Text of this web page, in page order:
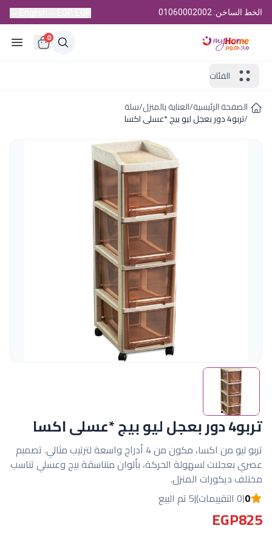
الخط الساخن: 01060002002
0
الفئات
الصفحة الرئيسية/العناية بالمنزل/سلة
/تربو4 دور بعجل ليو بيج *عسلى اكسا
تربو4 دور بعجل ليو بيج *عسلى اكسا
تربو ليو من اكسا، مكون من 4 أدراج واسعة لترتيب مثالي. تصميم
عصري بعجلات لسهولة الحركة، بألوان متناسقة بيج وعسلي تناسب
مختلف ديكورات المنزل.
0(0 التقييمات) |5 تم البيع
EGP825